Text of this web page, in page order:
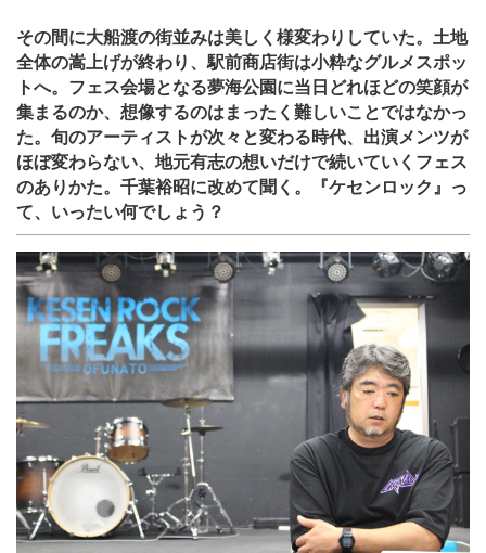
その間に大船渡の街並みは美しく様変わりしていた。土地
全体の嵩上げが終わり、駅前商店街は小粋なグルメスポッ
トへ。フェス会場となる夢海公園に当日どれほどの笑顔が
集まるのか、想像するのはまったく難しいことではなかっ
た。旬のアーティストが次々と変わる時代、出演メンツが
ほぼ変わらない、地元有志の想いだけで続いていくフェス
のありかた。千葉裕昭に改めて聞く。『ケセンロック』っ
て、いったい何でしょう？